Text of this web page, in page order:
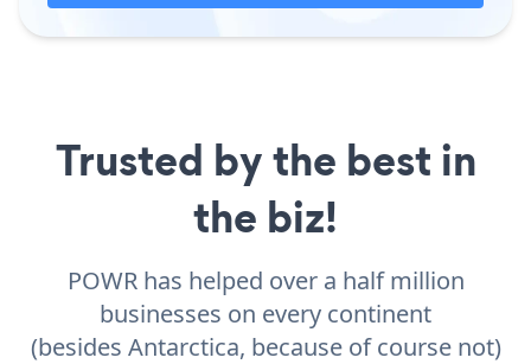
Trusted by the best in
the biz!
POWR has helped over a half million
businesses on every continent
(besides Antarctica, because of course not)